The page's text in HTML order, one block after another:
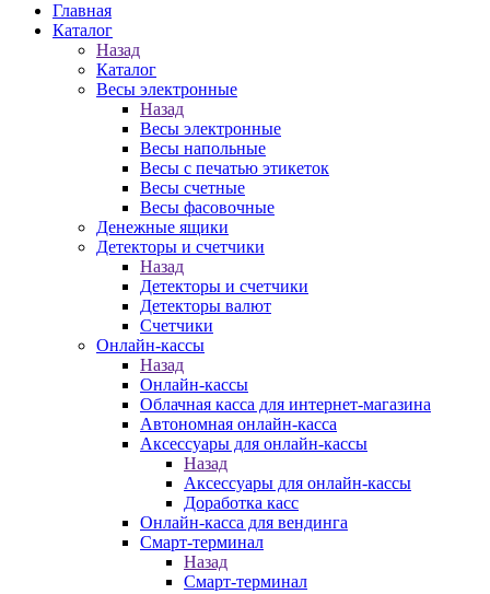
Главная
Каталог
Назад
Каталог
Весы электронные
Назад
Весы электронные
Весы напольные
Весы с печатью этикеток
Весы счетные
Весы фасовочные
Денежные ящики
Детекторы и счетчики
Назад
Детекторы и счетчики
Детекторы валют
Счетчики
Онлайн-кассы
Назад
Онлайн-кассы
Облачная касса для интернет-магазина
Автономная онлайн-касса
Аксессуары для онлайн-кассы
Назад
Аксессуары для онлайн-кассы
Доработка касс
Онлайн-касса для вендинга
Смарт-терминал
Назад
Смарт-терминал